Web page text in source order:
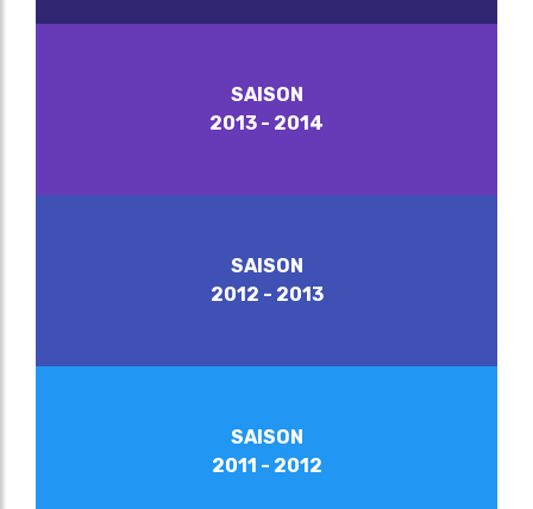
SAISON
2013 - 2014
SAISON
2012 - 2013
SAISON
2011 - 2012